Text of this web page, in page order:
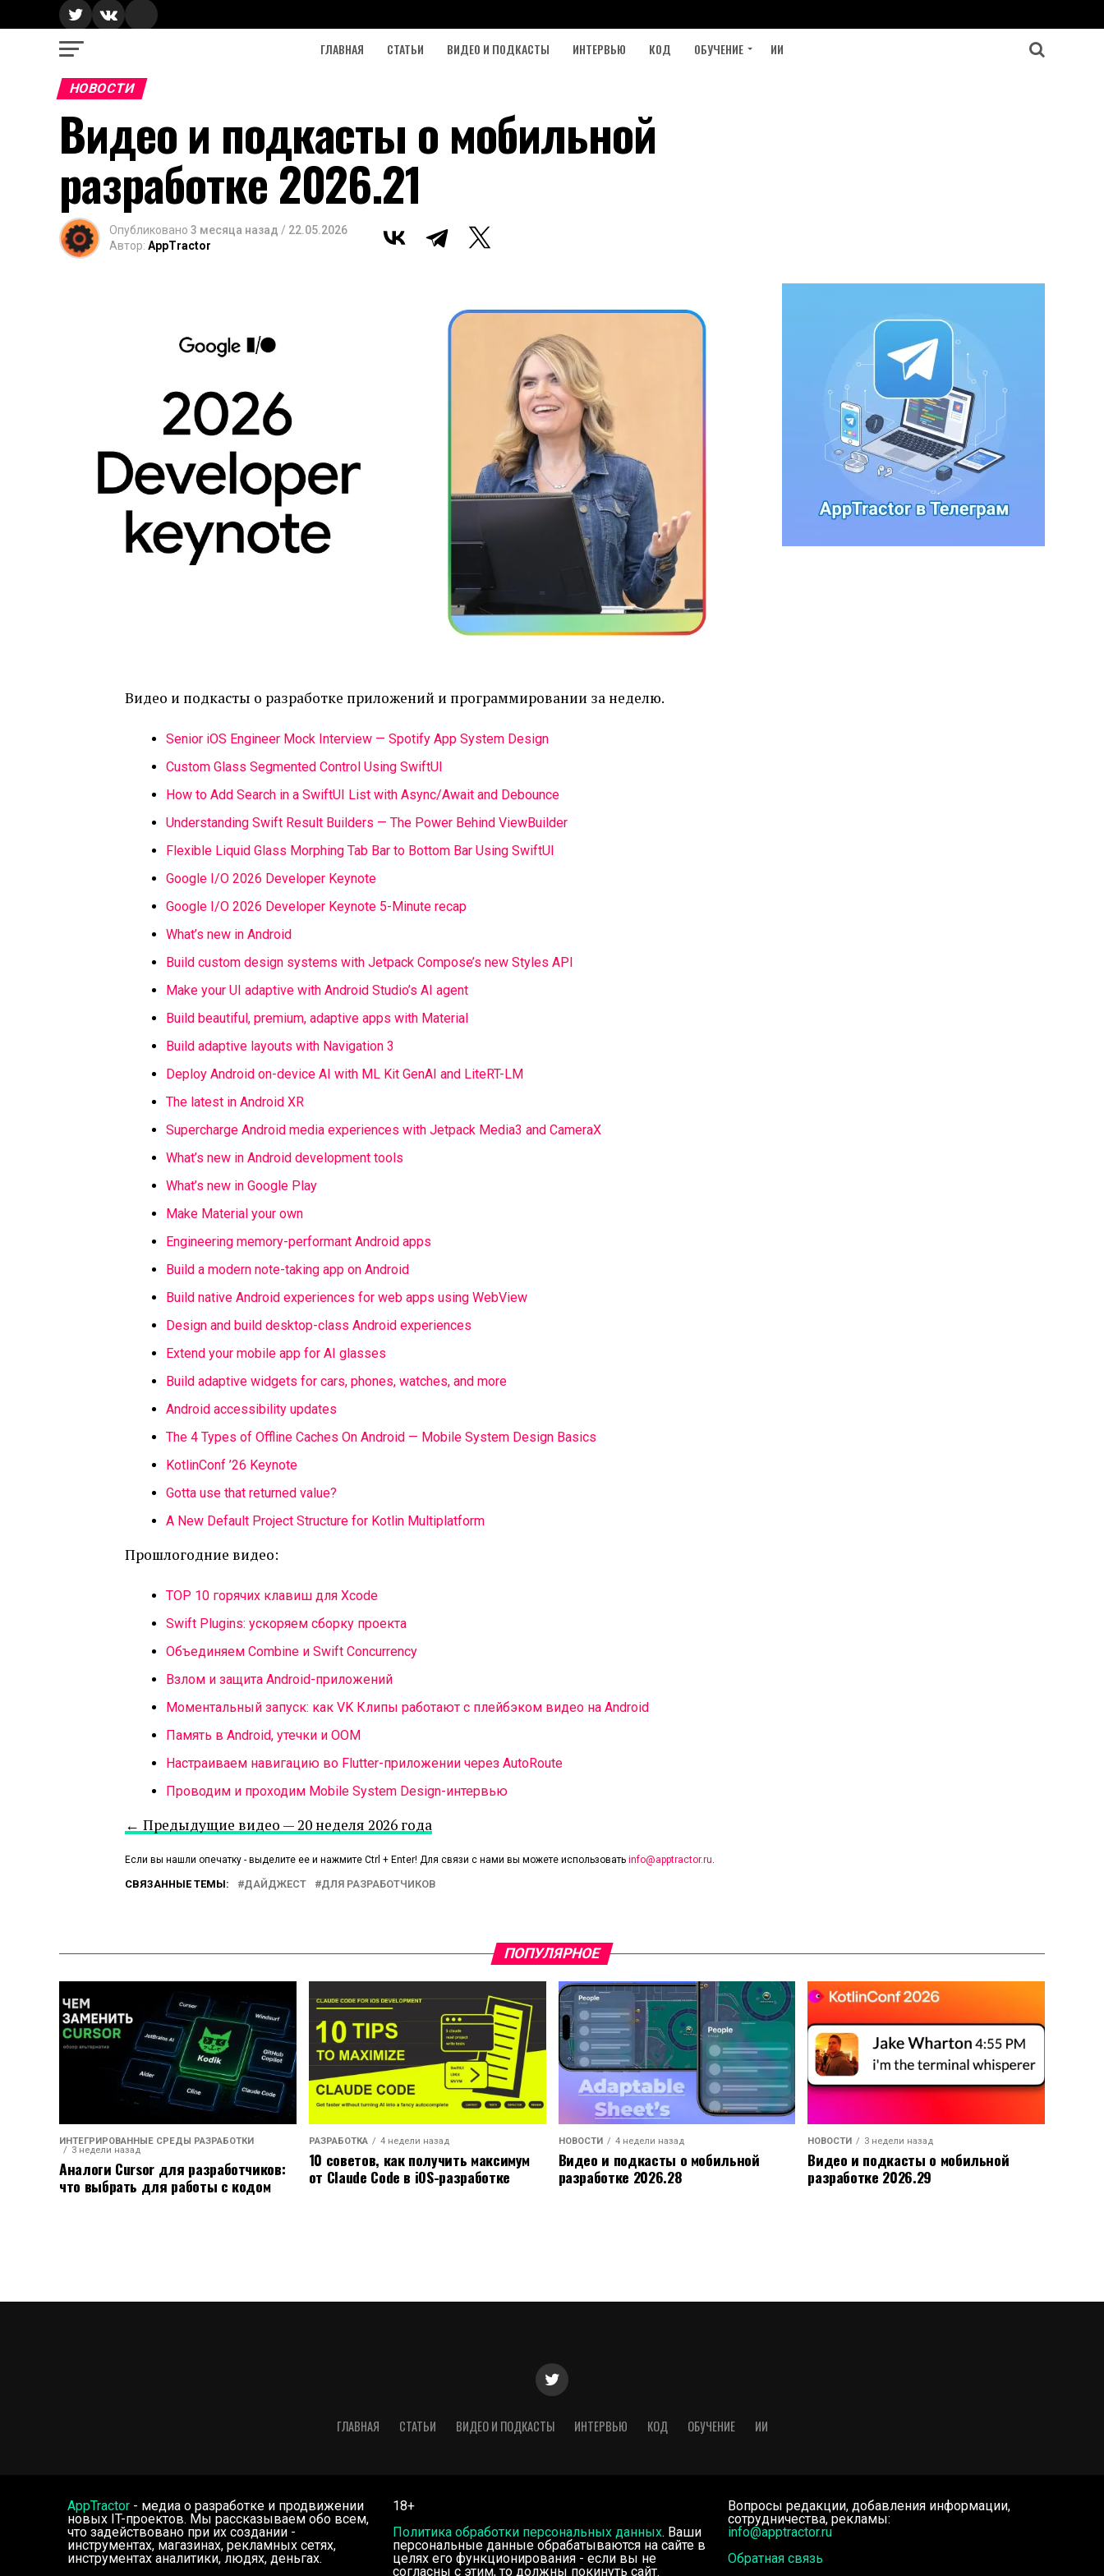
ГЛАВНАЯ СТАТЬИ ВИДЕО И ПОДКАСТЫ ИНТЕРВЬЮ КОД ОБУЧЕНИЕ ИИ
НОВОСТИ
Видео и подкасты о мобильной
разработке 2026.21
Опубликовано 3 месяца назад / 22.05.2026
Автор: AppTractor
Видео и подкасты о разработке приложений и программировании за неделю.
Senior iOS Engineer Mock Interview — Spotify App System Design
Custom Glass Segmented Control Using SwiftUI
How to Add Search in a SwiftUI List with Async/Await and Debounce
Understanding Swift Result Builders — The Power Behind ViewBuilder
Flexible Liquid Glass Morphing Tab Bar to Bottom Bar Using SwiftUI
Google I/O 2026 Developer Keynote
Google I/O 2026 Developer Keynote 5-Minute recap
What’s new in Android
Build custom design systems with Jetpack Compose’s new Styles API
Make your UI adaptive with Android Studio’s AI agent
Build beautiful, premium, adaptive apps with Material
Build adaptive layouts with Navigation 3
Deploy Android on-device AI with ML Kit GenAI and LiteRT-LM
The latest in Android XR
Supercharge Android media experiences with Jetpack Media3 and CameraX
What’s new in Android development tools
What’s new in Google Play
Make Material your own
Engineering memory-performant Android apps
Build a modern note-taking app on Android
Build native Android experiences for web apps using WebView
Design and build desktop-class Android experiences
Extend your mobile app for AI glasses
Build adaptive widgets for cars, phones, watches, and more
Android accessibility updates
The 4 Types of Offline Caches On Android — Mobile System Design Basics
KotlinConf ’26 Keynote
Gotta use that returned value?
A New Default Project Structure for Kotlin Multiplatform
Прошлогодние видео:
TOP 10 горячих клавиш для Xcode
Swift Plugins: ускоряем сборку проекта
Объединяем Combine и Swift Concurrency
Взлом и защита Android-приложений
Моментальный запуск: как VK Клипы работают с плейбэком видео на Android
Память в Android, утечки и OOM
Настраиваем навигацию во Flutter-приложении через AutoRoute
Проводим и проходим Mobile System Design-интервью
← Предыдущие видео — 20 неделя 2026 года
Если вы нашли опечатку - выделите ее и нажмите Ctrl + Enter! Для связи с нами вы можете использовать info@apptractor.ru.
СВЯЗАННЫЕ ТЕМЫ: ДАЙДЖЕСТ ДЛЯ РАЗРАБОТЧИКОВ
ПОПУЛЯРНОЕ
ИНТЕГРИРОВАННЫЕ СРЕДЫ РАЗРАБОТКИ
3 недели назад
Аналоги Cursor для разработчиков:
что выбрать для работы с кодом
РАЗРАБОТКА 4 недели назад
10 советов, как получить максимум
от Claude Code в iOS-разработке
НОВОСТИ 4 недели назад
Видео и подкасты о мобильной
разработке 2026.28
НОВОСТИ 3 недели назад
Видео и подкасты о мобильной
разработке 2026.29
ГЛАВНАЯ СТАТЬИ ВИДЕО И ПОДКАСТЫ ИНТЕРВЬЮ КОД ОБУЧЕНИЕ ИИ
AppTractor - медиа о разработке и продвижении
новых IT-проектов. Мы рассказываем обо всем,
что задействовано при их создании -
инструментах, магазинах, рекламных сетях,
инструментах аналитики, людях, деньгах.
18+
Политика обработки персональных данных. Ваши
персональные данные обрабатываются на сайте в
целях его функционирования - если вы не
согласны с этим, то должны покинуть сайт.
Вопросы редакции, добавления информации,
сотрудничества, рекламы:
info@apptractor.ru
Обратная связь